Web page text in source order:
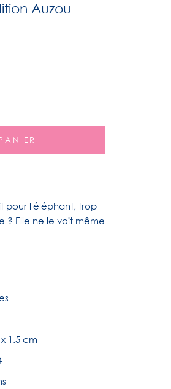
Auzou
pour l'éléphant, trop
? Elle ne le voit même
1.5 cm